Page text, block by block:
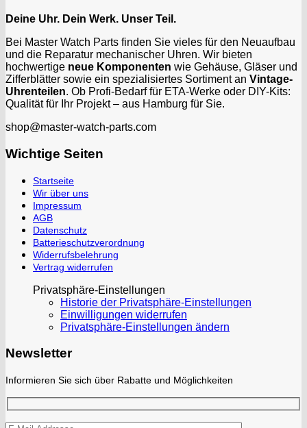
Deine Uhr. Dein Werk. Unser Teil.
Bei Master Watch Parts finden Sie vieles für den Neuaufbau
und die Reparatur mechanischer Uhren. Wir bieten
hochwertige neue Komponenten wie Gehäuse, Gläser und
Zifferblätter sowie ein spezialisiertes Sortiment an Vintage-
Uhrenteilen. Ob Profi-Bedarf für ETA-Werke oder DIY-Kits:
Qualität für Ihr Projekt – aus Hamburg für Sie.
shop@master-watch-parts.com
Wichtige Seiten
Startseite
Wir über uns
Impressum
AGB
Datenschutz
Batterieschutzverordnung
Widerrufsbelehrung
Vertrag widerrufen
Privatsphäre-Einstellungen
Historie der Privatsphäre-Einstellungen
Einwilligungen widerrufen
Privatsphäre-Einstellungen ändern
Newsletter
Informieren Sie sich über Rabatte und Möglichkeiten